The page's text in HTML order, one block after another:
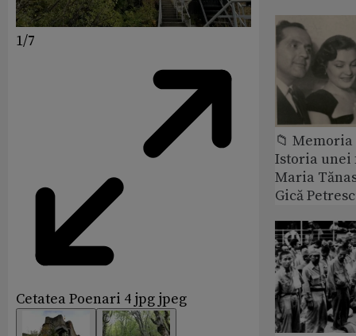
1/7
Cetatea Poenari 4 jpg jpeg
📁
Istoria
Maria
Gică